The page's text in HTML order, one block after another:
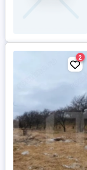
2